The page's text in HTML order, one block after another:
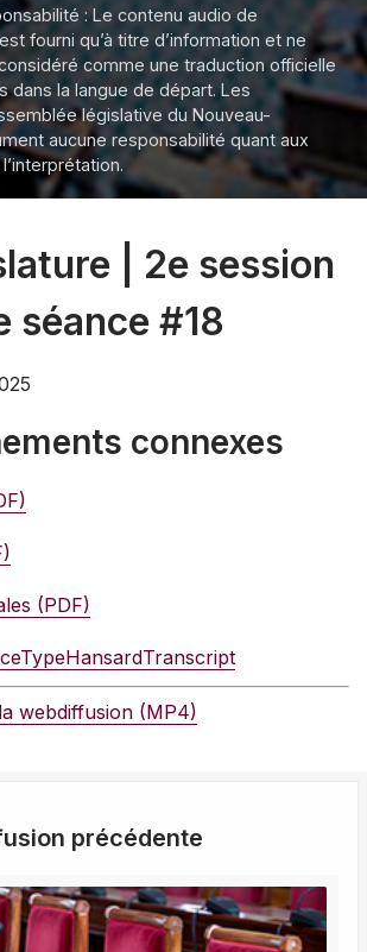
: Le contenu audio de
fourni qu’à titre d’information et ne
comme une traduction officielle
dans la langue de départ. Les
législative du Nouveau-
aucune responsabilité quant aux
| 2e session
séance #18
connexes
(PDF)
webdiffusion (MP4)
précédente